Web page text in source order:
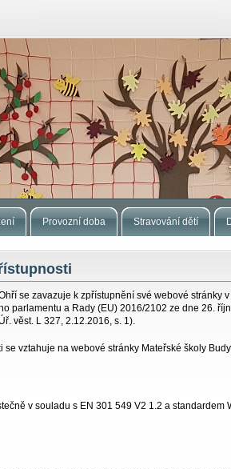
Provozní doba Stravování dětí
se zavazuje k zpřístupnění své webové stránky
parlamentu a Rady (EU) 2016/2102 ze dne 26.
věst. L 327, 2.12.2016, s. 1).
se vztahuje na webové stránky Mateřské školy
v souladu s EN 301 549 V2 1.2 a